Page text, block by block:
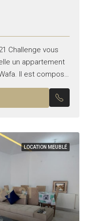
Challenge vous
un appartement
Il est composé
avec Balcon. -Une
LOCATION MEUBLÉ